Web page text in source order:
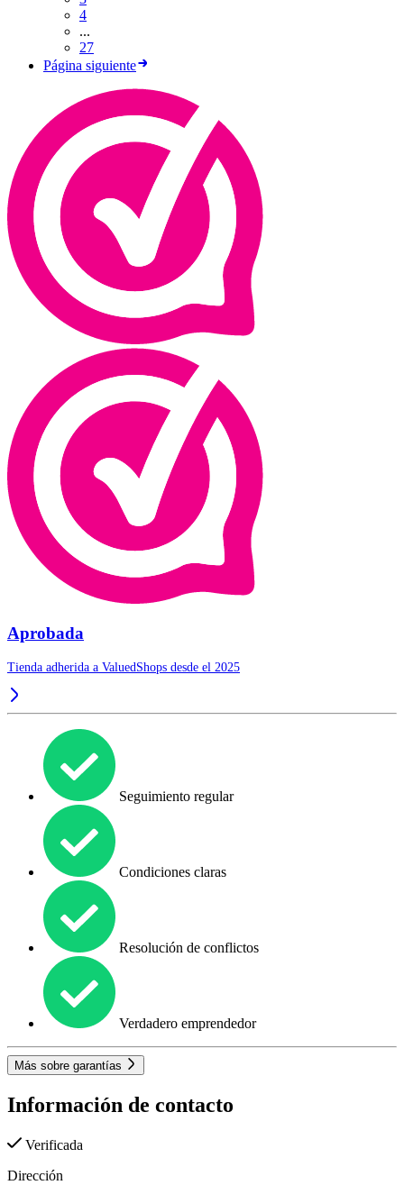
4
...
27
Página siguiente
Aprobada
Tienda adherida a ValuedShops desde el 2025
Seguimiento regular
Condiciones claras
Resolución de conflictos
Verdadero emprendedor
Más sobre garantías
Información de contacto
Verificada
Dirección